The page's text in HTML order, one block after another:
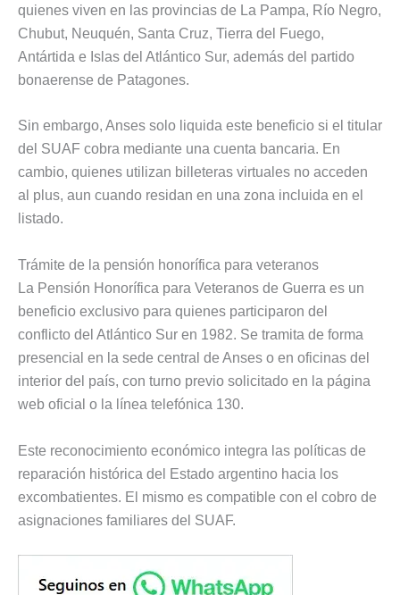
quienes viven en las provincias de La Pampa, Río Negro,
Chubut, Neuquén, Santa Cruz, Tierra del Fuego,
Antártida e Islas del Atlántico Sur, además del partido
bonaerense de Patagones.
Sin embargo, Anses solo liquida este beneficio si el titular
del SUAF cobra mediante una cuenta bancaria. En
cambio, quienes utilizan billeteras virtuales no acceden
al plus, aun cuando residan en una zona incluida en el
listado.
Trámite de la pensión honorífica para veteranos
La Pensión Honorífica para Veteranos de Guerra es un
beneficio exclusivo para quienes participaron del
conflicto del Atlántico Sur en 1982. Se tramita de forma
presencial en la sede central de Anses o en oficinas del
interior del país, con turno previo solicitado en la página
web oficial o la línea telefónica 130.
Este reconocimiento económico integra las políticas de
reparación histórica del Estado argentino hacia los
excombatientes. El mismo es compatible con el cobro de
asignaciones familiares del SUAF.